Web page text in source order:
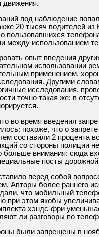
движения.
под наблюдение
20 тысяч водителей из
пользовавшихся
между использованием
опыт введения
использовании
применением,
Другими
исследования,
точно такая же: в
во время введения
похоже, что о
составили 2 процента
со стороны полиции
больше внимания: сюда
посты
перед собой
Авторы более раннего
что мобильный
при этом якобы
хэндс-фри
ли разговоры по
были запрещены в